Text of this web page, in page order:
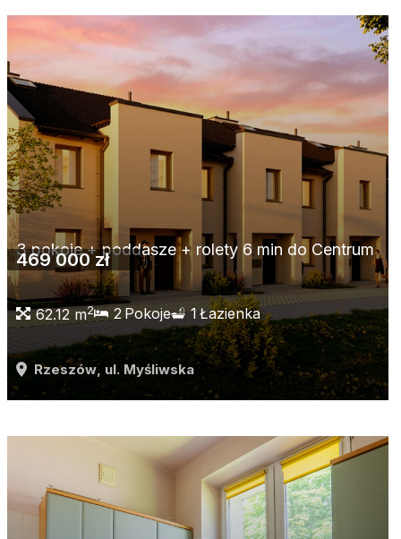
3 pokoje + poddasze + rolety 6 min do Centrum
469 000 zł
62.12 m2 2 Pokoje 1Łazienka
Rzeszów, ul. Myśliwska